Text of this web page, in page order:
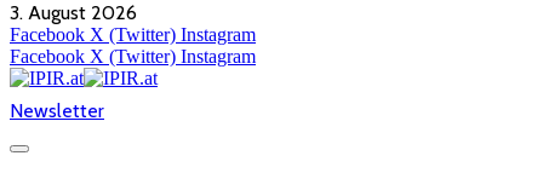
3. August 2026
Facebook X (Twitter) Instagram
Facebook X (Twitter) Instagram
Newsletter